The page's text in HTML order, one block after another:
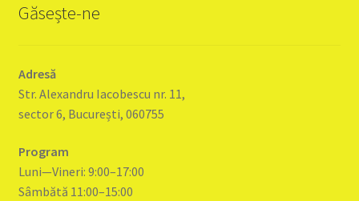
Găsește-ne
Adresă
Str. Alexandru Iacobescu nr. 11,
sector 6, București, 060755
Program
Luni—Vineri: 9:00–17:00
Sâmbătă 11:00–15:00